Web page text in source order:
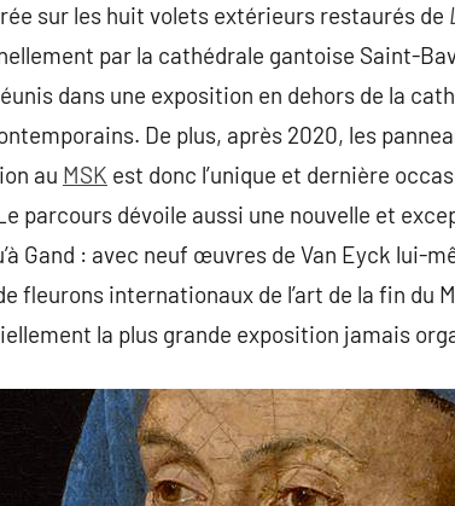
sur les huit volets extérieurs restaurés de
par la cathédrale gantoise Saint-
dans une exposition en dehors de la
De plus, après 2020, les
au MSK est donc l’unique et dernière
parcours dévoile aussi une nouvelle et
Gand : avec neuf œuvres de Van Eyck lui-
fleurons internationaux de l’art de la fin du
la plus grande exposition jamais